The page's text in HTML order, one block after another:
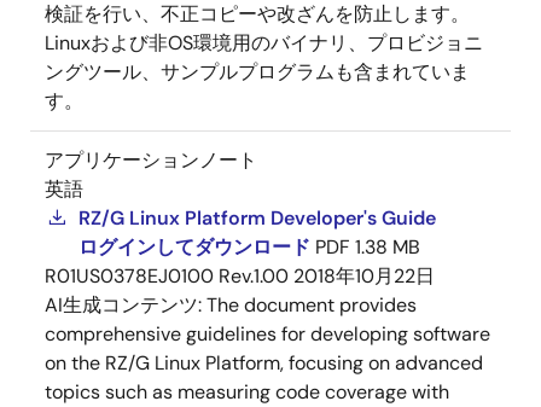
検証を行い、不正コピーや改ざんを防止します。
Linuxおよび非OS環境用のバイナリ、プロビジョニ
ングツール、サンプルプログラムも含まれていま
す。
アプリケーションノート
英語
RZ/G Linux Platform Developer's Guide
ログインしてダウンロード PDF 1.38 MB
R01US0378EJ0100 Rev.1.00 2018年10月22日
AI生成コンテンツ:The document provides
comprehensive guidelines for developing software
on the RZ/G Linux Platform, focusing on advanced
topics such as measuring code coverage with